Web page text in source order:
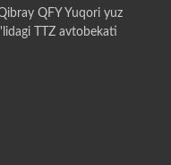
QFY Yuqori yuz
TTZ avtobekati